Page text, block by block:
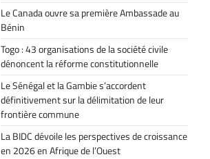
Le Canada ouvre sa première Ambassade au
Bénin
Togo : 43 organisations de la société civile
dénoncent la réforme constitutionnelle
Le Sénégal et la Gambie s’accordent
définitivement sur la délimitation de leur
frontière commune
La BIDC dévoile les perspectives de croissance
en 2026 en Afrique de l’Ouest